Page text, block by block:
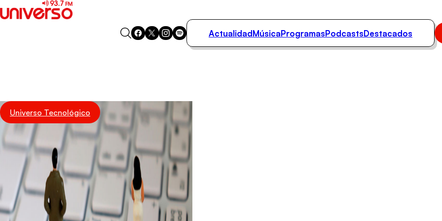
Podcasts
Destacados
ActualidadMúsicaProgramasPodcastsDestacados
Universo Tecnológico